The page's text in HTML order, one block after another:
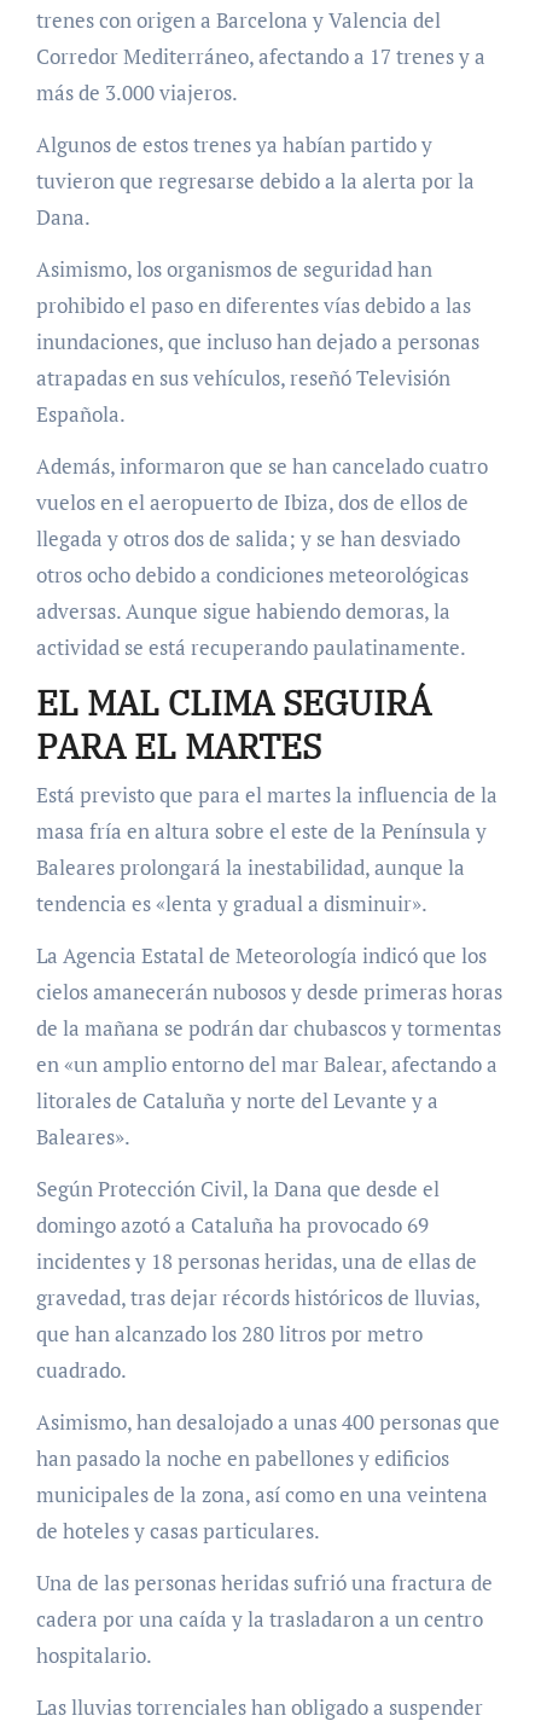
trenes con origen a Barcelona y Valencia del
Corredor Mediterráneo, afectando a 17 trenes y a
más de 3.000 viajeros.
Algunos de estos trenes ya habían partido y
tuvieron que regresarse debido a la alerta por la
Dana.
Asimismo, los organismos de seguridad han
prohibido el paso en diferentes vías debido a las
inundaciones, que incluso han dejado a personas
atrapadas en sus vehículos, reseñó Televisión
Española.
Además, informaron que se han cancelado cuatro
vuelos en el aeropuerto de Ibiza, dos de ellos de
llegada y otros dos de salida; y se han desviado
otros ocho debido a condiciones meteorológicas
adversas. Aunque sigue habiendo demoras, la
actividad se está recuperando paulatinamente.
EL MAL CLIMA SEGUIRÁ
PARA EL MARTES
Está previsto que para el martes la influencia de la
masa fría en altura sobre el este de la Península y
Baleares prolongará la inestabilidad, aunque la
tendencia es «lenta y gradual a disminuir».
La Agencia Estatal de Meteorología indicó que los
cielos amanecerán nubosos y desde primeras horas
de la mañana se podrán dar chubascos y tormentas
en «un amplio entorno del mar Balear, afectando a
litorales de Cataluña y norte del Levante y a
Baleares».
Según Protección Civil, la Dana que desde el
domingo azotó a Cataluña ha provocado 69
incidentes y 18 personas heridas, una de ellas de
gravedad, tras dejar récords históricos de lluvias,
que han alcanzado los 280 litros por metro
cuadrado.
Asimismo, han desalojado a unas 400 personas que
han pasado la noche en pabellones y edificios
municipales de la zona, así como en una veintena
de hoteles y casas particulares.
Una de las personas heridas sufrió una fractura de
cadera por una caída y la trasladaron a un centro
hospitalario.
Las lluvias torrenciales han obligado a suspender